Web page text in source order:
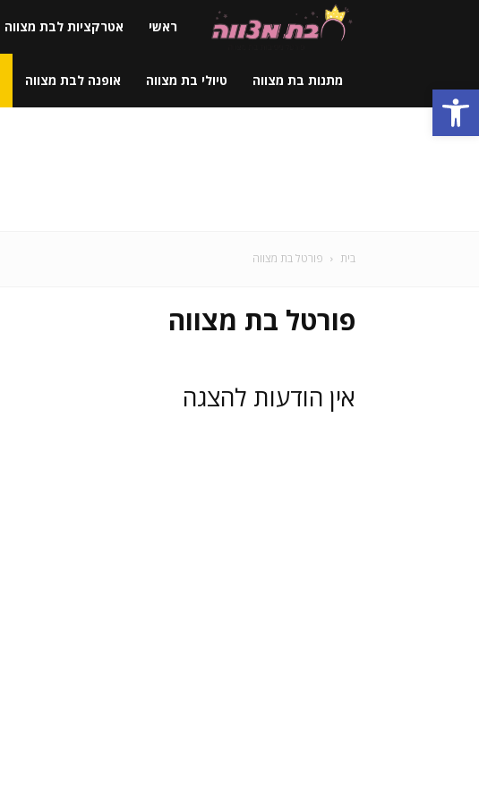
פתח סרגל נגישות
פורטל
בת
ראשי אטרקציות לבת מצווה
מתנות בת מצווה טיולי בת מצווה אופנה לבת מצווה
בית פורטל בת מצווה
פורטל בת מצווה
אין הודעות להצגה